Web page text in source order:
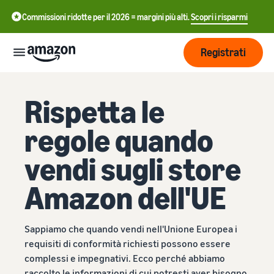
Commissioni ridotte per il 2026 = margini più alti.Scopri i risparmi
Inizia a
vendere
su
Amazon
Introduzione alla
Come diventare un Partner
di Vendita Amazon
Gestisci
Logistica
Amazon
Logistica di Amazon
Esternalizza spedizioni, resi
e servizio clienti
Cresci
più clienti
Pubblicizza con
Prezzi
Informarsi
Impara
文
CN
Italiano
Registrati
Rispetta le
regole quando
vendi sugli store
Amazon dell'UE
Sappiamo che quando vendi nell'Unione Europea i
requisiti di conformità richiesti possono essere
complessi e impegnativi. Ecco perché abbiamo